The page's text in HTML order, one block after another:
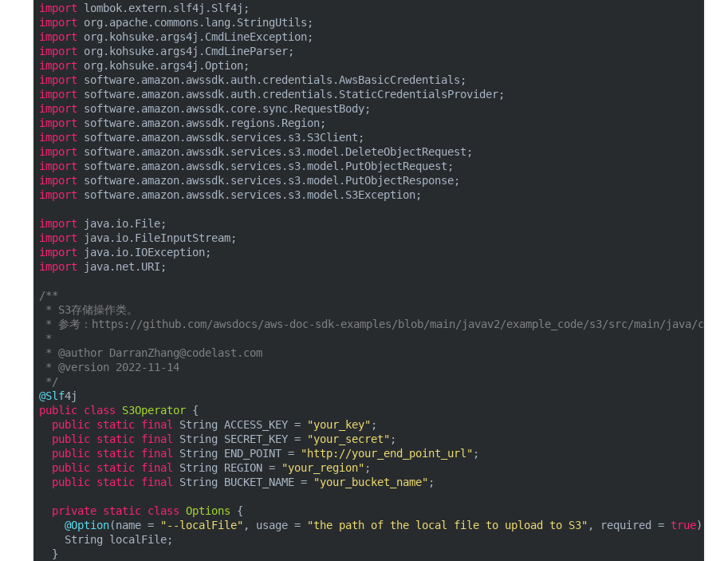
import
import
import
import
import
import
import
import
import
import
import
import
import
import software.amazon.awssdk.services.s3.model.S3Exception;
import
import
import
import java.net.URI;
/**
* S3存储操作类。
* 参考：https://github.com/awsdocs/aws-doc-sdk-examples/blob/main/javav2/example_code/s3/src/main/java/
*
* @author DarranZhang@codelast.com
* @version 2022-11-14
@Slf
public class S3Operator {
public static final String ACCESS_KEY = "your_key" ;
public static final String SECRET_KEY = "your_secret" ;
public static final String END_POINT = "http://your_end_point_url" ;
public static final String REGION = "your_region" ;
public static final String BUCKET_NAME = "your_bucket_name" ;
private static class Options
{
@Option(name = "--localFile" , usage = "the path of the local file to upload to S3" , required = true)
String localFile;
}